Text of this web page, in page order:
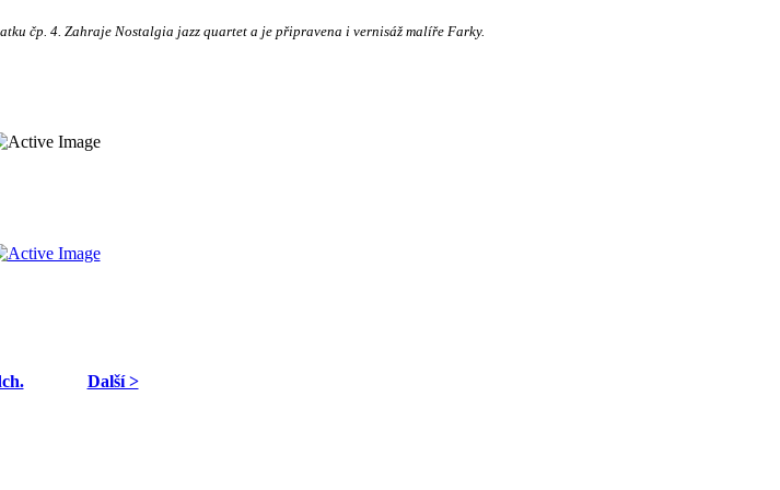
čp. 4. Zahraje Nostalgia jazz quartet a je připravena i vernisáž malíře Farky.
Další >